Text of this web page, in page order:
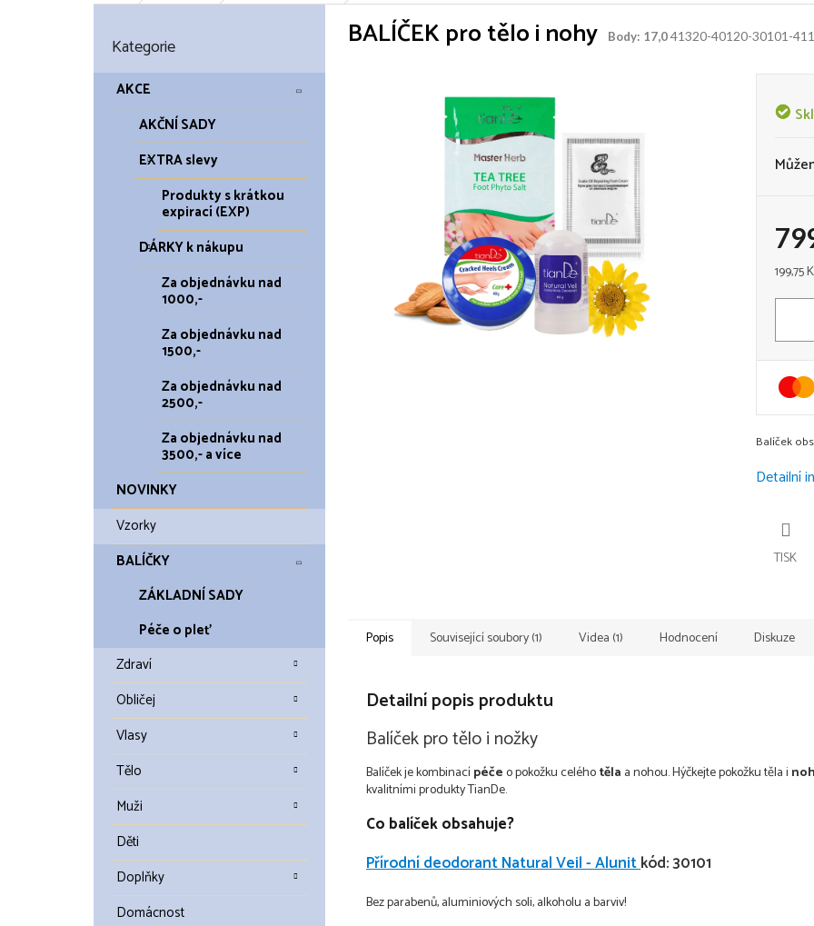
kategorie
Kategorie
AKCE
AKČNÍ SADY
EXTRA slevy
Produkty s krátkou
expirací (EXP)
DÁRKY k nákupu
Za objednávku nad
1000,-
Za objednávku nad
1500,-
Za objednávku nad
2500,-
Za objednávku nad
3500,- a více
NOVINKY
Vzorky
BALÍČKY
ZÁKLADNÍ SADY
Péče o pleť
Zdraví
Obličej
Vlasy
Tělo
Muži
Děti
Doplňky
Domácnost
BALÍČEK pro tělo i nohy Body: 17,041320-40120-30101-
Měrná
199,75
Balíček
Detailní
TISK
Popis Související soubory (1) Videa (1) Hodnocení Diskuze
Detailní popis produktu
Balíček pro tělo i nožky
Balíček je kombinacípéčeo pokožku celéhotěla a nohou. Hýčkejte pokožku těla i
kvalitními produkty TianDe.
Co balíček obsahuje?
Přírodní deodorant Natural Veil - Alunitkód: 30101
Bez parabenů, aluminiových soli, alkoholu a barviv!